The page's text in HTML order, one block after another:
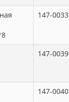
147-0033
147-0039
147-0040